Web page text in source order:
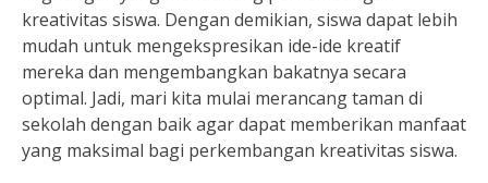
kreativitas siswa. Dengan demikian, siswa dapat lebih
mudah untuk mengekspresikan ide-ide kreatif
mereka dan mengembangkan bakatnya secara
optimal. Jadi, mari kita mulai merancang taman di
sekolah dengan baik agar dapat memberikan manfaat
yang maksimal bagi perkembangan kreativitas siswa.